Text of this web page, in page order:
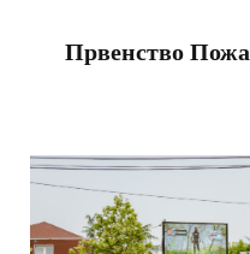
Првенство